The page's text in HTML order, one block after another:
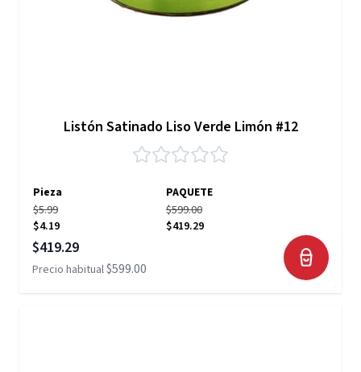
Listón Satinado Liso Verde Limón #12
Pieza
PAQUETE
$5.99
$4.19
$599.00
$419.29
Precio especial
$419.29
Precio habitual$599.00